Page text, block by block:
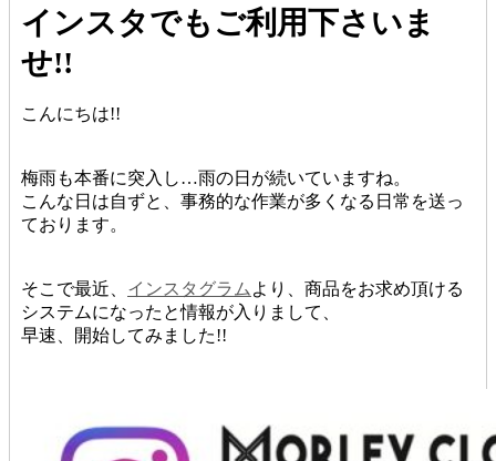
インスタでもご利用下さいま
せ!!
こんにちは!!
梅雨も本番に突入し…雨の日が続いていますね。
こんな日は自ずと、事務的な作業が多くなる日常を送っ
ております。
そこで最近、 インスタグラム より、商品をお求め頂ける
システムになったと情報が入りまして、
早速、開始してみました!!